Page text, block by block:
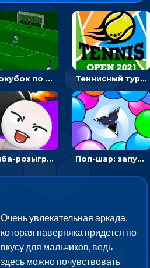
Еврокубок по футболу 2021 в 3D: пасуй мяч и бей по воротам соперника Теннисный турнир: подавать или отбивать шарик ракеткой
Бомба-розыгрыш: передавай и беги – 3D гиперказуалка Поп-шар: запускать колючку, чтобы лопать воздушные шарики
Очень увлекательная аркада,
которая наверняка придется по
вкусу для мальчиков, ведь
здесь можно почувствовать